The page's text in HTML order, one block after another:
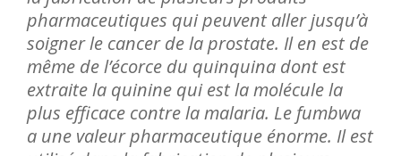
pharmaceutiques qui peuvent aller jusqu’à
soigner le cancer de la prostate. Il en est de
même de l’écorce du quinquina dont est
extraite la quinine qui est la molécule la
plus efficace contre la malaria. Le fumbwa
a une valeur pharmaceutique énorme. Il est